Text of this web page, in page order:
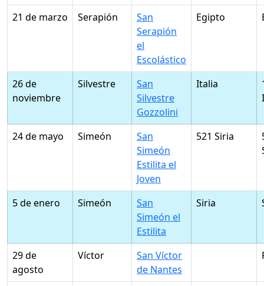
21 de marzo Serapión
San
Serapión
el
Escolástico
Egipto
26 de
noviembre
Silvestre
San
Silvestre
Gozzolini
Italia
24 de mayo Simeón
San
Simeón
Estilita el
Joven
521 Siria
5 de enero Simeón
San
Simeón el
Estilita
Siria
29 de
agosto
Víctor
San Víctor
de Nantes